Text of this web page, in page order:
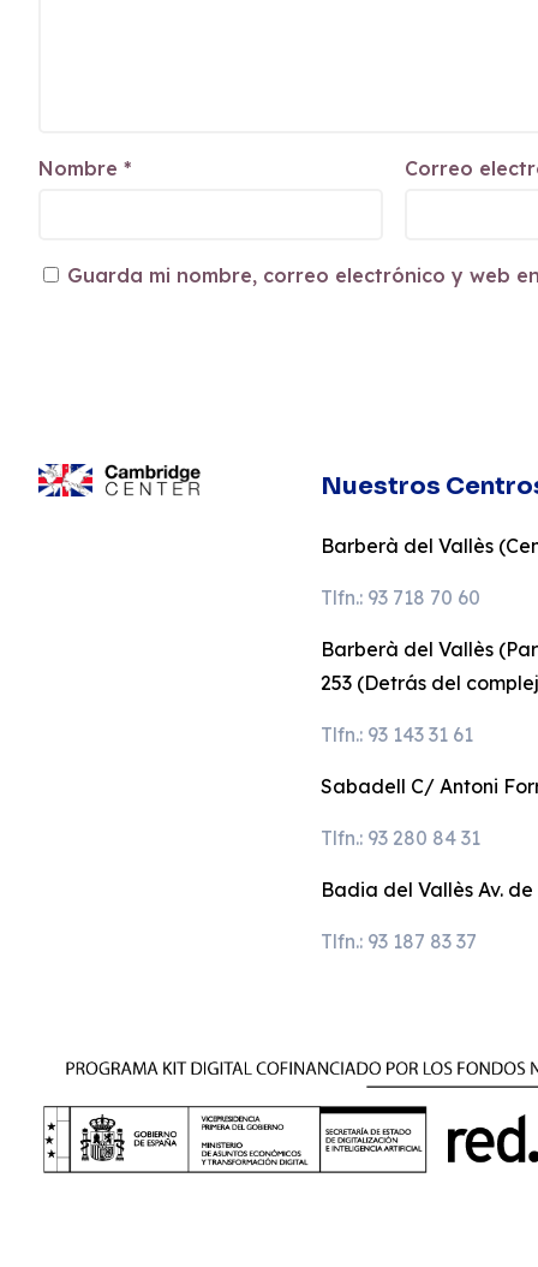
Nombre * Correo
Guarda mi nombre, correo electrónico y web
Nuestros
Barberà del Vallès
Tlfn.: 93 718 70 60
Barberà del Vallès
253 (Detrás del
Tlfn.: 93 143 31 61
Sabadell C/ Antoni
Tlfn.: 93 280 84 31
Badia del Vallès Av. de
Tlfn.: 93 187 83 37